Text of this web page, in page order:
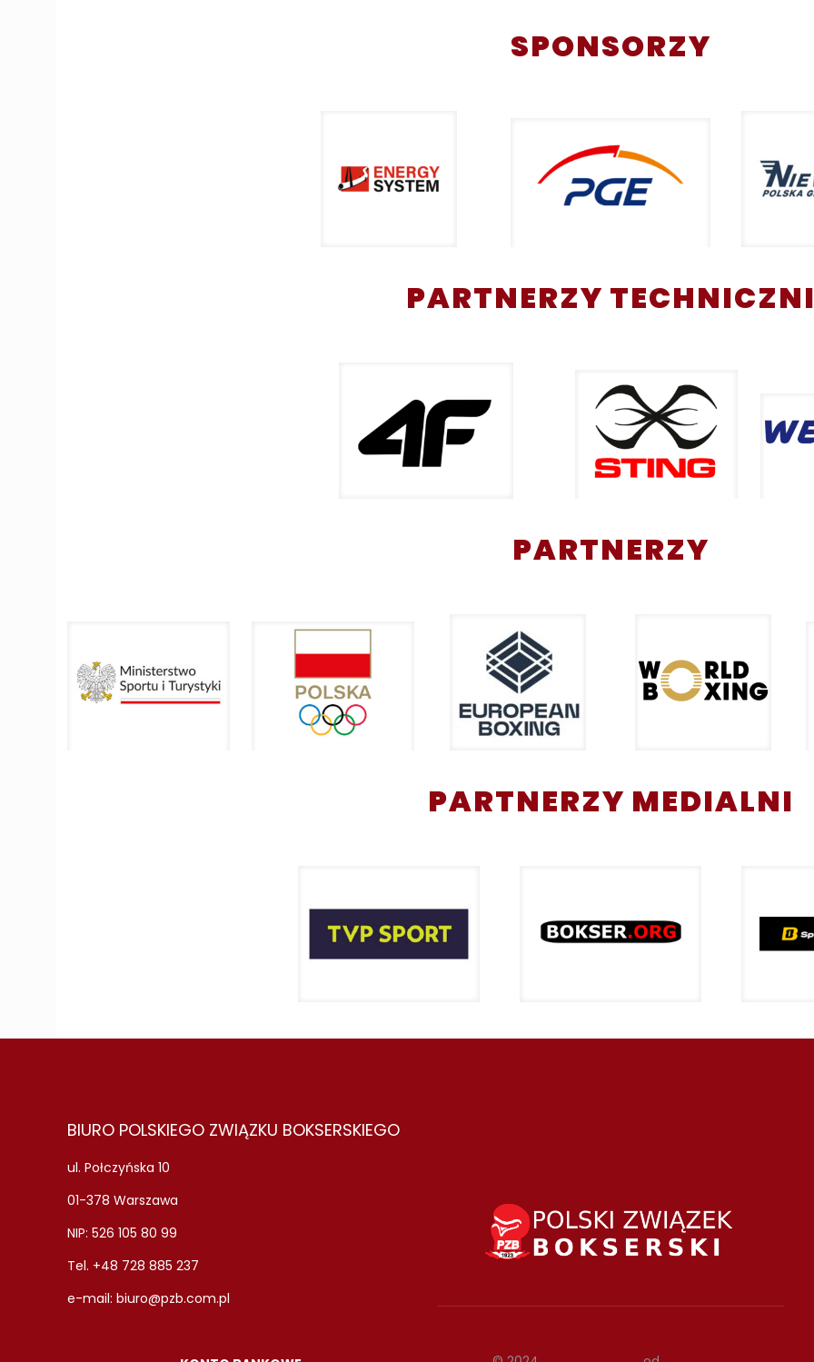
SPONSORZY
PARTNERZY
PARTNERZY
PARTNERZY MEDIALNI
BIURO POLSKIEGO ZWIĄZKU BOKSERSKIEGO
ul. Połczyńska 10
01-378 Warszawa
NIP: 526 105 80 99
Tel. +48 728 885 237
e-mail: biuro@pzb.com.pl